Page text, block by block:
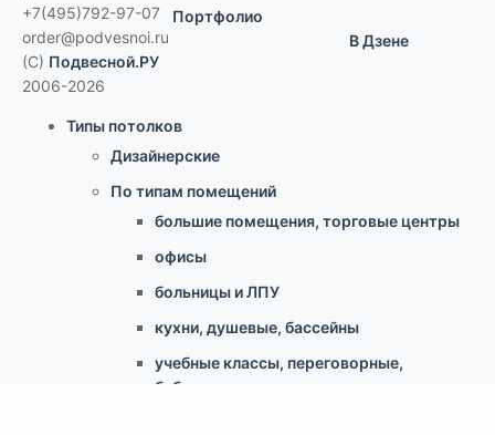
+7(495)792-97-07
order@podvesnoi.ru
(C) Подвесной.РУ
2006-2026
Портфолио
В Дзене
Типы потолков
Дизайнерские
По типам помещений
большие помещения, торговые центры
офисы
больницы и ЛПУ
кухни, душевые, бассейны
учебные классы, переговорные,
библиотеки